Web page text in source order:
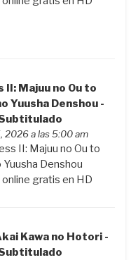
II: Majuu no Ou to
Yuusha Denshou -
2026 a las 5:00 am
II: Majuu no Ou to
Yuusha Denshou
gratis en HD
Kawa no Hotori -